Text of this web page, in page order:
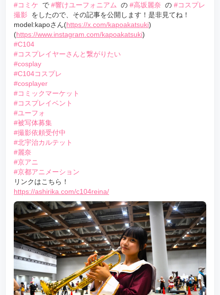
#コミケ で #響けユーフォニアム の #高坂麗奈 の #コスプレ
撮影 をしたので、その記事を公開します！是非見てね！
model:kapoさん(https://x.com/kapoakatsuki)
(https://www.instagram.com/kapoakatsuki)
#C104
#コスプレイヤーさんと繋がりたい
#cosplay
#C104コスプレ
#cosplayer
#コミックマーケット
#コスプレイベント
#ユーフォ
#被写体募集
#撮影依頼受付中
#北宇治カルテット
#麗奈
#京アニ
#京都アニメーション
リンクはこちら！
https://ashirika.com/c104reina/